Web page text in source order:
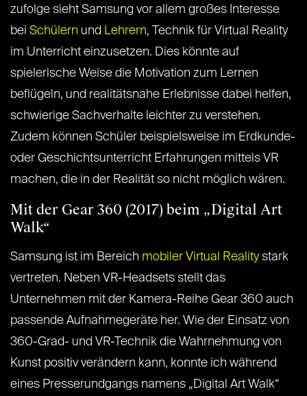
zufolge sieht Samsung vor allem großes Interesse
bei Schülern und Lehrern, Technik für Virtual Reality
im Unterricht einzusetzen. Dies könnte auf
spielerische Weise die Motivation zum Lernen
beflügeln, und realitätsnahe Erlebnisse dabei helfen,
schwierige Sachverhalte leichter zu verstehen.
Zudem können Schüler beispielsweise im Erdkunde-
oder Geschichtsunterricht Erfahrungen mittels VR
machen, die in der Realität so nicht möglich wären.
Mit der Gear 360 (2017) beim „Digital Art
Walk“
Samsung ist im Bereich mobiler Virtual Realitystark
vertreten. Neben VR-Headsets stellt das
Unternehmen mit der Kamera-Reihe Gear 360 auch
passende Aufnahmegeräte her. Wie der Einsatz von
360-Grad- und VR-Technik die Wahrnehmung von
Kunst positiv verändern kann, konnte ich während
eines Presserundgangs namens „Digital Art Walk“